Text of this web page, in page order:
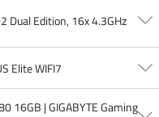
Dual Edition, 16x 4.3GHz
Elite WIFI7
16GB | GIGABYTE Gaming